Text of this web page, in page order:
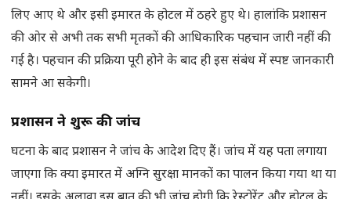
लिए आए थे और इसी इमारत के होटल में ठहरे हुए थे। हालांकि प्रशासन
की ओर से अभी तक सभी मृतकों की आधिकारिक पहचान जारी नहीं की
गई है। पहचान की प्रक्रिया पूरी होने के बाद ही इस संबंध में स्पष्ट जानकारी
सामने आ सकेगी।
प्रशासन ने शुरू की जांच
घटना के बाद प्रशासन ने जांच के आदेश दिए हैं। जांच में यह पता लगाया
जाएगा कि क्या इमारत में अग्नि सुरक्षा मानकों का पालन किया गया था या